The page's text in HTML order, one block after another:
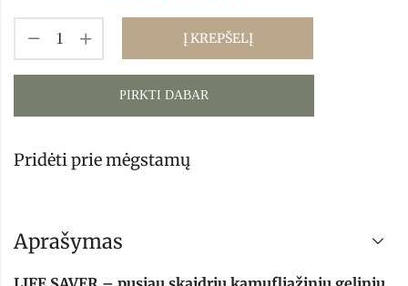
Į KREPŠELĮ
PIRKTI DABAR
Pridėti prie mėgstamų
Aprašymas